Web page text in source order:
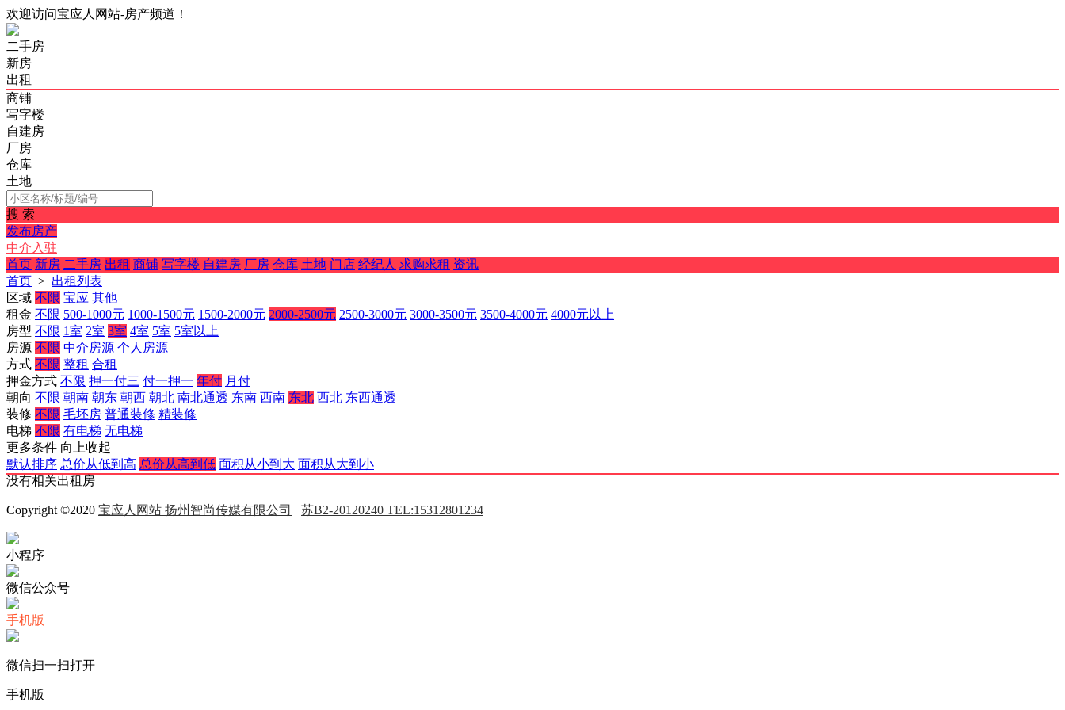
欢迎访问宝应人网站-房产频道！
二手房
新房
出租
商铺
写字楼
自建房
厂房
仓库
土地
搜 索
发布房产
中介入驻
首页 新房 二手房 出租 商铺 写字楼 自建房 厂房 仓库 土地 门店 经纪人 求购求租 资讯
首页 > 出租列表
区域 不限 宝应 其他
租金 不限 500-1000元 1000-1500元 1500-2000元 2000-2500元 2500-3000元 3000-3500元 3500-4000元 4000元以上
房型 不限 1室 2室 3室 4室 5室 5室以上
房源 不限 中介房源 个人房源
方式 不限 整租 合租
押金方式 不限 押一付三 付一押一 年付 月付
朝向 不限 朝南 朝东 朝西 朝北 南北通透 东南 西南 东北 西北 东西通透
装修 不限 毛坯房 普通装修 精装修
电梯 不限 有电梯 无电梯
更多条件 向上收起
默认排序 总价从低到高 总价从高到低 面积从小到大 面积从大到小
没有相关出租房
Copyright ©2020 宝应人网站 扬州智尚传媒有限公司 苏B2-20120240 TEL:15312801234
小程序
微信公众号
手机版
微信扫一扫打开
手机版